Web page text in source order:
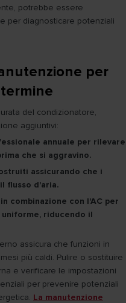
potrebbe essere
per diagnosticare potenziali
per
del condizionatore,
aggiuntivi:
annuale per rilevare
che si aggravino.
assicurando che i
flusso d'aria.
combinazione con l'AC per
riducendo il
assicura che funzioni in
più caldi. Pulire o sostituire
e verificare le impostazioni
per prevenire potenziali
La manutenzione